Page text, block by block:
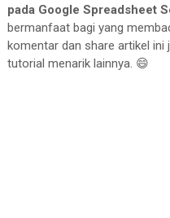
pada Google Spreadsheet
bermanfaat bagi yang
komentar dan share artikel ini
tutorial menarik lainnya. 😄